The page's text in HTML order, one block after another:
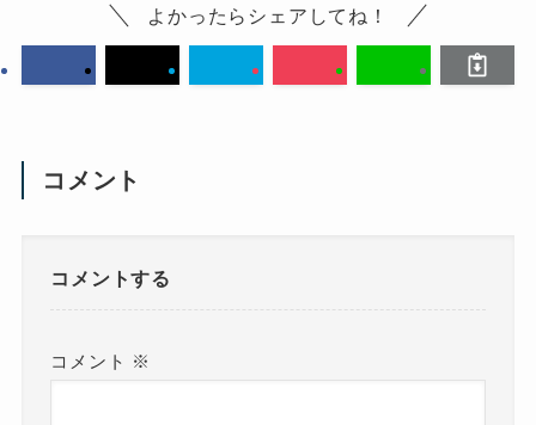
よかったらシェアしてね！
コメント
コメントする
コメント ※